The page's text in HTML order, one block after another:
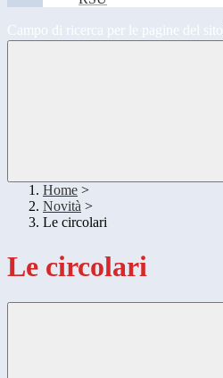
Campo di ricerca per le pagine del sito
Home >
Novità >
Le circolari
Le circolari